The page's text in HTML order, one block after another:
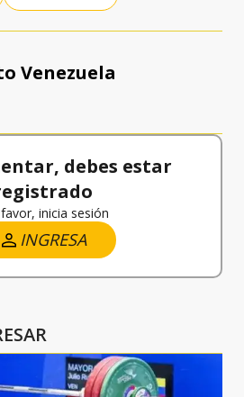
Venezuela
debes estar
inicia sesión
INGRESA